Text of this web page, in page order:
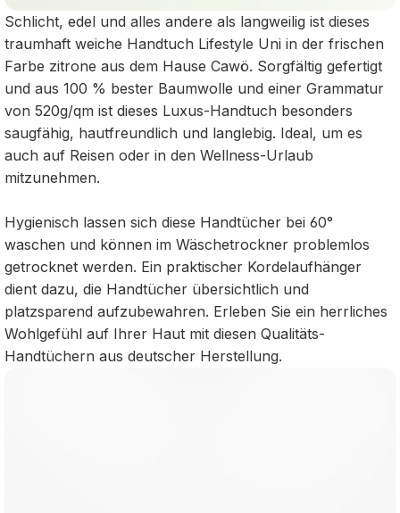
Schlicht, edel und alles andere als langweilig ist dieses
traumhaft weiche Handtuch Lifestyle Uni in der frischen
Farbe zitrone aus dem Hause Cawö. Sorgfältig gefertigt
und aus 100 % bester Baumwolle und einer Grammatur
von 520g/qm ist dieses Luxus-Handtuch besonders
saugfähig, hautfreundlich und langlebig. Ideal, um es
auch auf Reisen oder in den Wellness-Urlaub
mitzunehmen.
Hygienisch lassen sich diese Handtücher bei 60°
waschen und können im Wäschetrockner problemlos
getrocknet werden. Ein praktischer Kordelaufhänger
dient dazu, die Handtücher übersichtlich und
platzsparend aufzubewahren. Erleben Sie ein herrliches
Wohlgefühl auf Ihrer Haut mit diesen Qualitäts-
Handtüchern aus deutscher Herstellung.